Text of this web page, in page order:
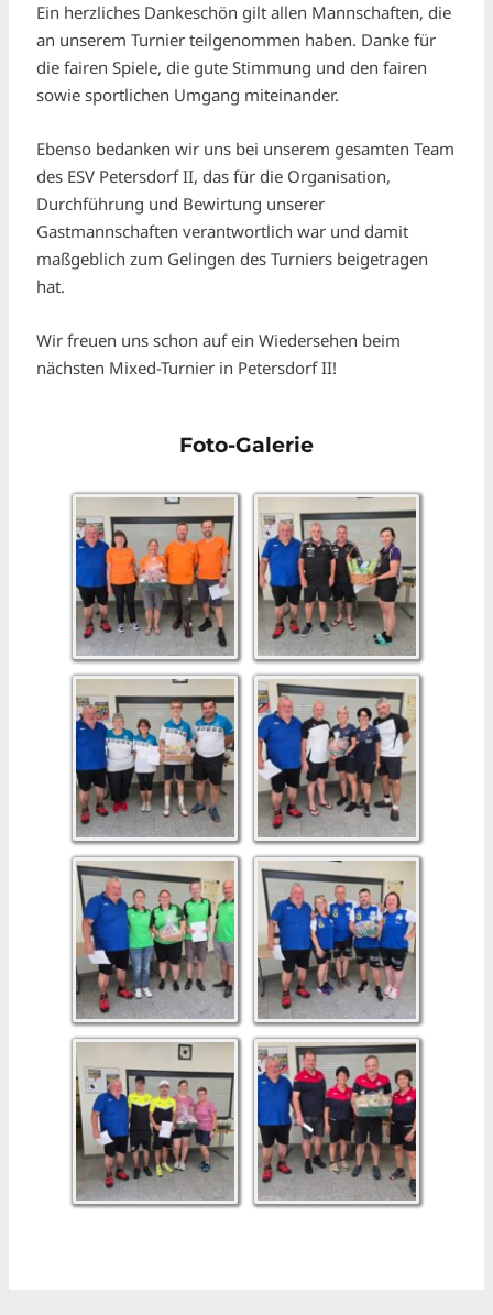
Ein herzliches Dankeschön gilt allen Mannschaften, die
an unserem Turnier teilgenommen haben. Danke für
die fairen Spiele, die gute Stimmung und den fairen
sowie sportlichen Umgang miteinander.
Ebenso bedanken wir uns bei unserem gesamten Team
des ESV Petersdorf II, das für die Organisation,
Durchführung und Bewirtung unserer
Gastmannschaften verantwortlich war und damit
maßgeblich zum Gelingen des Turniers beigetragen
hat.
Wir freuen uns schon auf ein Wiedersehen beim
nächsten Mixed-Turnier in Petersdorf II!
Foto-Galerie